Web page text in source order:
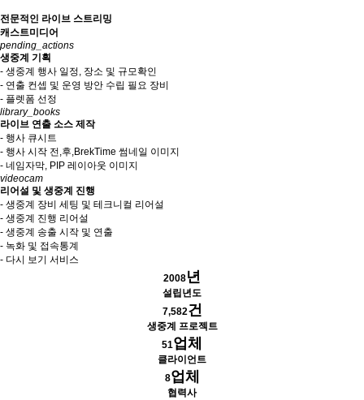
전문적인 라이브 스트리밍
캐스트미디어
pending_actions
생중계 기획
- 생중계 행사 일정, 장소 및 규모확인
- 연출 컨셉 및 운영 방안 수립 필요 장비
- 플렛폼 선정
library_books
라이브 연출 소스 제작
- 행사 큐시트
- 행사 시작 전,후,BrekTime 썸네일 이미지
- 네임자막, PIP 레이아웃 이미지
videocam
리어설 및 생중계 진행
- 생중계 장비 세팅 및 테크니컬 리어설
- 생중계 진행 리어설
- 생중계 송출 시작 및 연출
- 녹화 및 접속통계
- 다시 보기 서비스
2008년
설립년도
7,582건
생중계 프로젝트
51업체
클라이언트
8업체
협력사